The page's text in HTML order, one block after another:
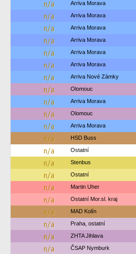
n/a Arriva Morava
n/a Arriva Morava
n/a Arriva Morava
n/a Arriva Morava
n/a Arriva Morava
n/a Arriva Morava
n/a Arriva Nové Zámky
n/a Olomouc
n/a Arriva Morava
n/a Olomouc
n/a Arriva Morava
n/a HSD Buss
n/a Ostatní
n/a Stenbus
n/a Ostatní
n/a Martin Uher
n/a Ostatní Mor.sl. kraj
n/a MAD Kolín
n/a Praha, ostatní
n/a ZHTA Jihlava
n/a ČSAP Nymburk